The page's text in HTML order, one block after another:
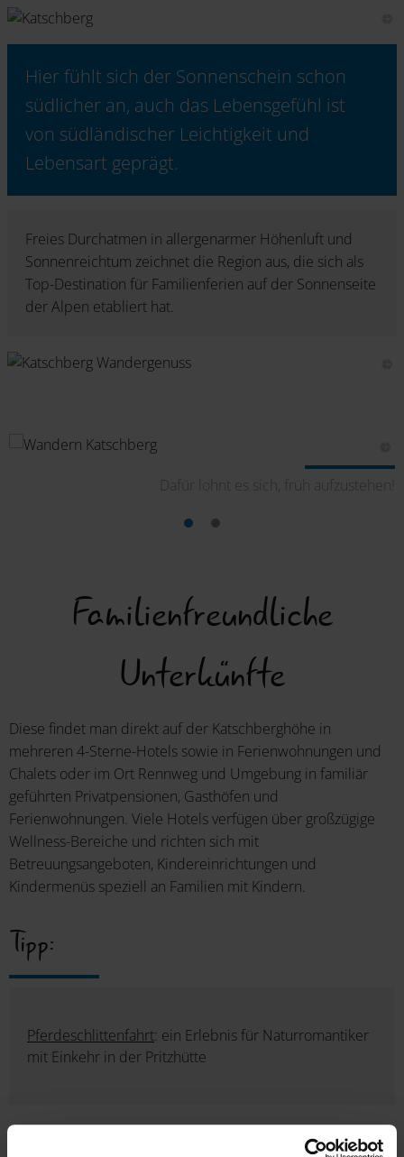
Hier fühlt sich der Sonnenschein schon
südlicher an, auch das Lebensgefühl ist
von südländischer Leichtigkeit und
Lebensart geprägt.
Freies Durchatmen in allergenarmer Höhenluft und
Sonnenreichtum zeichnet die Region aus, die sich als
Top-Destination für Familienferien auf der Sonnenseite
der Alpen etabliert hat.
Dafür lohnt es sich, früh aufzustehen!
Familienfreundliche
Unterkünfte
Diese findet man direkt auf der Katschberghöhe in
mehreren 4-Sterne-Hotels sowie in Ferienwohnungen und
Chalets oder im Ort Rennweg und Umgebung in familiär
geführten Privatpensionen, Gasthöfen und
Ferienwohnungen. Viele Hotels verfügen über großzügige
Wellness-Bereiche und richten sich mit
Betreuungsangeboten, Kindereinrichtungen und
Kindermenüs speziell an Familien mit Kindern.
Tipp:
Pferdeschlittenfahrt: ein Erlebnis für Naturromantiker
mit Einkehr in der Pritzhütte